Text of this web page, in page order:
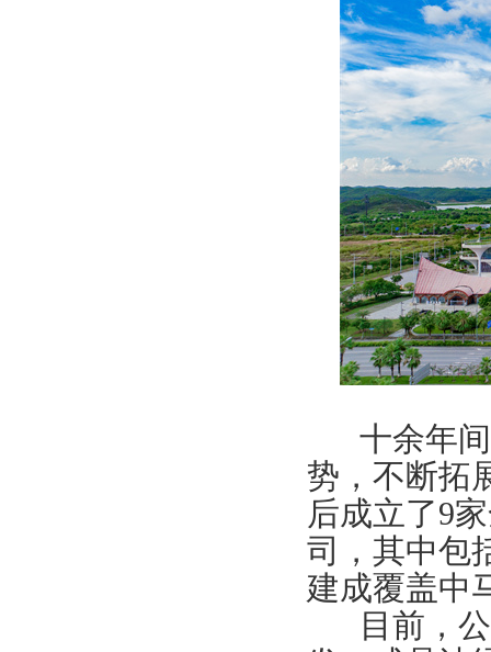
十余年间
势，不断拓
后成立了9
司，其中包
建成覆盖中
目前，公